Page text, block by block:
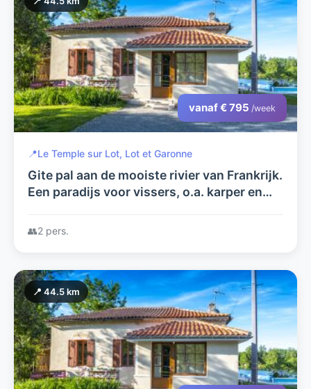
vanaf € 795 /week
📍Le Temple sur Lot, Lot et Garonne
Gite pal aan de mooiste rivier van Frankrijk.
Een paradijs voor vissers, o.a. karper en
prachtig uitzicht
👥2 pers.
📍 44.5 km